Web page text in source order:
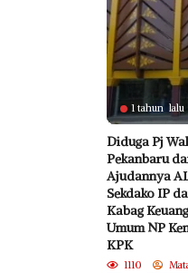
1 tahun lalu
Diduga Pj
Pekanbaru
Ajudannya
Sekdako IP
Kabag
Umum NP
KPK
1110